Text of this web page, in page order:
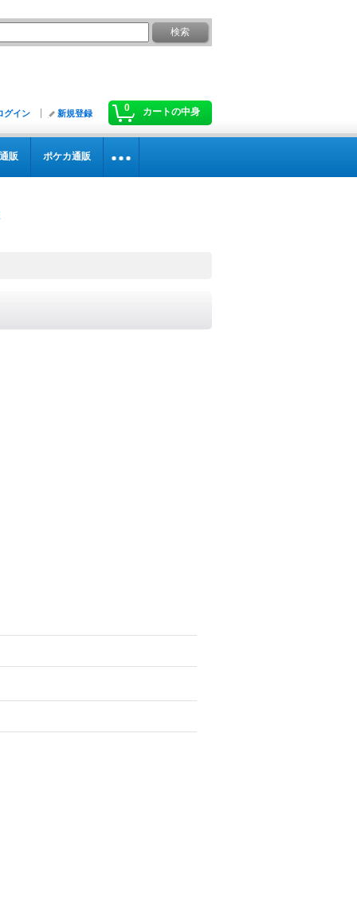
0 カートの中身
グイン 新規登録
販 ポケカ通販